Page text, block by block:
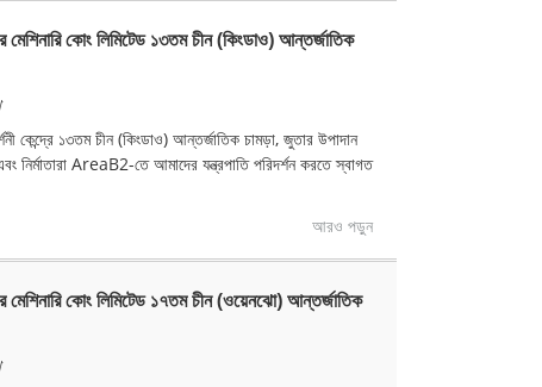
কোং লিমিটেড ১৩তম চীন (কিংডাও) আন্তর্জাতিক
কেন্দ্রে ১৩তম চীন (কিংডাও) আন্তর্জাতিক চামড়া, জুতার উপাদান
AreaB2-তে আমাদের যন্ত্রপাতি পরিদর্শন করতে স্বাগত
আরও পড়ুন
কোং লিমিটেড ১৭তম চীন (ওয়েনঝো) আন্তর্জাতিক